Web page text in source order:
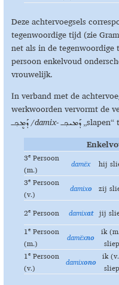
Deze achtervoegsels
tegenwoordige tijd (zie
net als in de
persoon enkelvoud
vrouwelijk.
In verband met de
werkwoorden vervormt de
ܕܰܡܷܟ݂ـ/damix- ܕܰܡܝܟ݂ـ„slapen“
3ePersoon
(m.)
damëx hij
3ePersoon
(v.)
damixo zij
2ePersoon damixat jij
1ePersoon
(m.)
damëxno ik
sliep
1ePersoon
(v.)
damixono ik
sliep